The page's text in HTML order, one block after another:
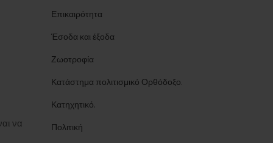
να
Επικαιρότητα
Έσοδα και έξοδα
Ζωοτροφία
Κατάστημα πολιτισμικό Ορθόδοξο.
Κατηχητικό.
Πολιτική